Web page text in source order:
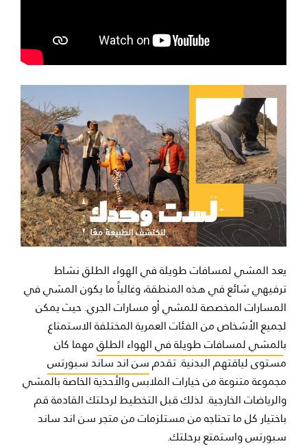
يعد المشي لمسافات طويلة في الهواء الطلق نشاط
ترفيهي شائع في هذه المنطقة، وغالباً ما يكون المشي في
المسارات المخصصة للمشي أو مسارات الجري. حيث يمكن
لجميع الأشخاص من الفئات العمرية المختلفة الاستمتاع
بالمشي لمسافات طويلة في الهواء الطلقمهما كان
مستوى لياقتهم البدنية. تقدمسن اند ساند سبورتس
مجموعة متنوعة من خيارات الملابس والأحذية الخاصة بالمشي
والرياضات الخارجية. لذلك قبل التخطيط لرحلتك القادمة قم
باختيار كل ما تحتاجه من مستلزمات من متجر سن اند ساند
سبورتس واستمتع برحلتك.